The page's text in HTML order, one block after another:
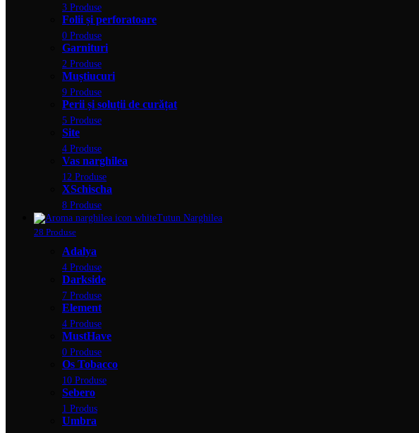
3 Produse
Folii și perforatoare
0 Produse
Garnituri
2 Produse
Muștiucuri
9 Produse
Perii și soluții de curățat
5 Produse
Site
4 Produse
Vas narghilea
12 Produse
XSchischa
8 Produse
Tutun Narghilea
28 Produse
Adalya
4 Produse
Darkside
7 Produse
Element
4 Produse
MustHave
0 Produse
Os Tobacco
10 Produse
Sebero
1 Produs
Umbra